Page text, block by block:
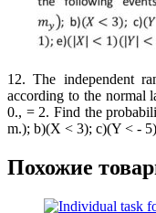
12. The independent
according to the normal
0., = 2. Find the
m.); b)(X < 3); c)(Y < -
Похожие